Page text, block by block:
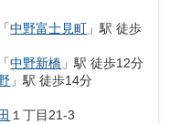
「中野富士見町 」駅 徒歩
「中野新橋 」駅 徒歩12分
」駅 徒歩14分
１丁目21-3